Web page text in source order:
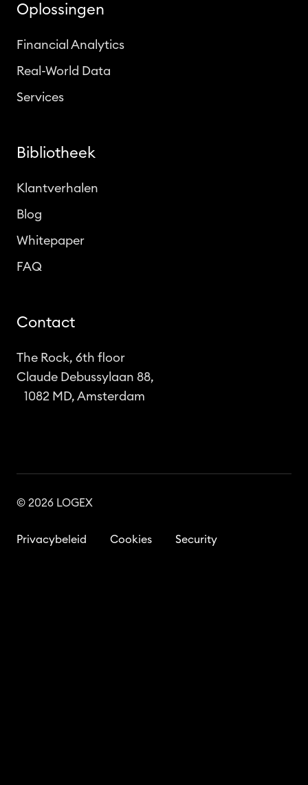
Oplossingen
Financial Analytics
Real-World Data
Services
Bibliotheek
Klantverhalen
Blog
Whitepaper
FAQ
Contact
The Rock, 6th floor
Claude Debussylaan 88,
1082 MD, Amsterdam
© 2026 LOGEX
Privacybeleid Cookies Security